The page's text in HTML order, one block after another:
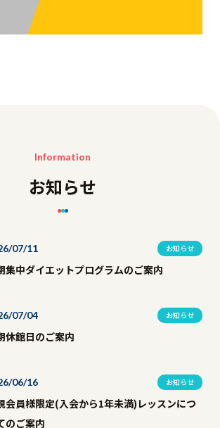
Information
お知らせ
07/11 お知らせ
集中ダイエットプログラムのご案内
07/04 お知らせ
休館日のご案内
06/16 お知らせ
会員様限定(入会から1年未満)レッスンにつ
のご案内